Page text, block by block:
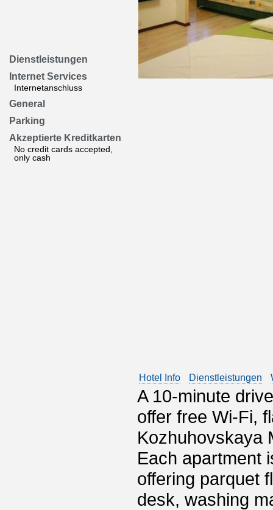
Dienstleistungen
Internet Services
Internetanschluss
General
Parking
Akzeptierte Kreditkarten
No credit cards accepted,
only cash
Hotel Info Dienstleistungen
A 10-minute
offer free Wi-Fi,
Kozhuhovskaya
Each apartment
offering parquet
desk, washing